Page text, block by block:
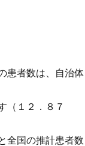
患者数は、自治体
（１２．８７
全国の推計患者数